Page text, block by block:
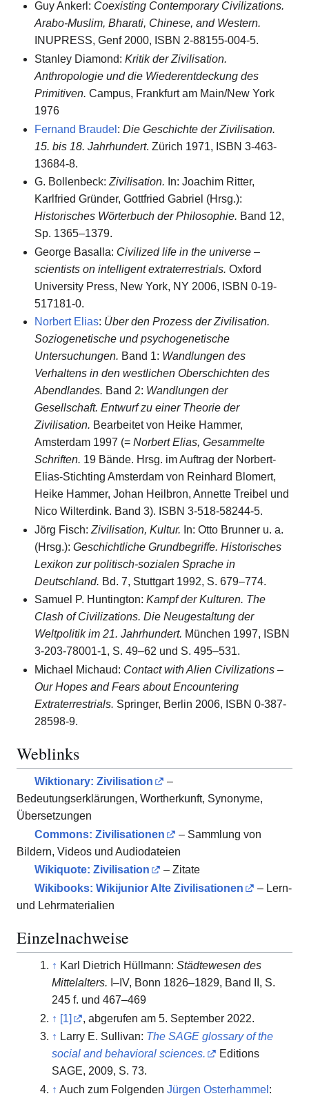
Guy Ankerl: Coexisting Contemporary Civilizations.
Arabo-Muslim, Bharati, Chinese, and Western.
INUPRESS, Genf 2000, ISBN 2-88155-004-5.
Stanley Diamond: Kritik der Zivilisation.
Anthropologie und die Wiederentdeckung des
Primitiven. Campus, Frankfurt am Main/New York
1976
Fernand Braudel : Die Geschichte der Zivilisation.
15. bis 18. Jahrhundert. Zürich 1971, ISBN 3-463-
13684-8.
G. Bollenbeck: Zivilisation. In: Joachim Ritter,
Karlfried Gründer, Gottfried Gabriel (Hrsg.):
Historisches Wörterbuch der Philosophie. Band 12,
Sp. 1365–1379.
George Basalla: Civilized life in the universe –
scientists on intelligent extraterrestrials. Oxford
University Press, New York, NY 2006, ISBN 0-19-
517181-0.
Norbert Elias: Über den Prozess der Zivilisation.
Soziogenetische und psychogenetische
Untersuchungen. Band 1: Wandlungen des
Verhaltens in den westlichen Oberschichten des
Abendlandes. Band 2: Wandlungen der
Gesellschaft. Entwurf zu einer Theorie der
Zivilisation. Bearbeitet von Heike Hammer,
Amsterdam 1997 (= Norbert Elias, Gesammelte
Schriften. 19 Bände. Hrsg. im Auftrag der Norbert-
Elias-Stichting Amsterdam von Reinhard Blomert,
Heike Hammer, Johan Heilbron, Annette Treibel und
Nico Wilterdink. Band 3). ISBN 3-518-58244-5.
Jörg Fisch: Zivilisation, Kultur. In: Otto Brunner u. a.
(Hrsg.): Geschichtliche Grundbegriffe. Historisches
Lexikon zur politisch-sozialen Sprache in
Deutschland. Bd. 7, Stuttgart 1992, S. 679–774.
Samuel P. Huntington: Kampf der Kulturen. The
Clash of Civilizations. Die Neugestaltung der
Weltpolitik im 21. Jahrhundert. München 1997, ISBN
3-203-78001-1, S. 49–62 und S. 495–531.
Michael Michaud: Contact with Alien Civilizations –
Our Hopes and Fears about Encountering
Extraterrestrials. Springer, Berlin 2006, ISBN 0-387-
28598-9.
Weblinks
Wiktionary: Zivilisation
–
Bedeutungserklärungen, Wortherkunft, Synonyme,
Übersetzungen
Commons: Zivilisationen
– Sammlung von
Bildern, Videos und Audiodateien
Wikiquote: Zivilisation
– Zitate
Wikibooks: Wikijunior Alte Zivilisationen
– Lern-
und Lehrmaterialien
Einzelnachweise
↑ Karl Dietrich Hüllmann:Städtewesen des
Mittelalters. I–IV, Bonn 1826–1829, Band II, S.
245 f. und 467–469
↑ [1]
, abgerufen am 5. September 2022.
↑ Larry E. Sullivan: The SAGE glossary of the
social and behavioral sciences.
Editions
SAGE, 2009, S. 73.
↑ Auch zum FolgendenJürgen Osterhammel :